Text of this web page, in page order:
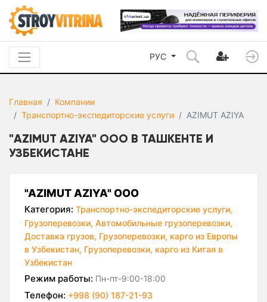
РУС
Главная
Компании
Транспортно-экспедиторские услуги
AZIMUT AZIYA
"AZIMUT AZIYA" ООО В ТАШКЕНТЕ И
УЗБЕКИСТАНЕ
"AZIMUT AZIYA" ООО
Категория: Транспортно-экспедиторские услуги,
Грузоперевозки, Автомобильные грузоперевозки,
Доставка грузов, Грузоперевозки, карго из Европы
в Узбекистан, Грузоперевозки, карго из Китая в
Узбекистан
Режим работы: Пн-пт-9:00-18:00
Телефон: +998 (90) 187-21-93